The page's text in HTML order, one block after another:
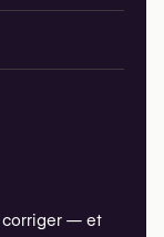
corriger — et